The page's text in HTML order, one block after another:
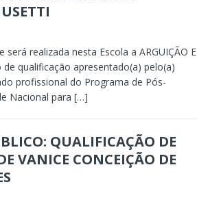
será realizada nesta Escola a ARGUIÇÃO E
de qualificação apresentado(a) pelo(a)
profissional do Programa de Pós-
Nacional para […]
QUALIFICAÇÃO DE
VANICE CONCEIÇÃO DE